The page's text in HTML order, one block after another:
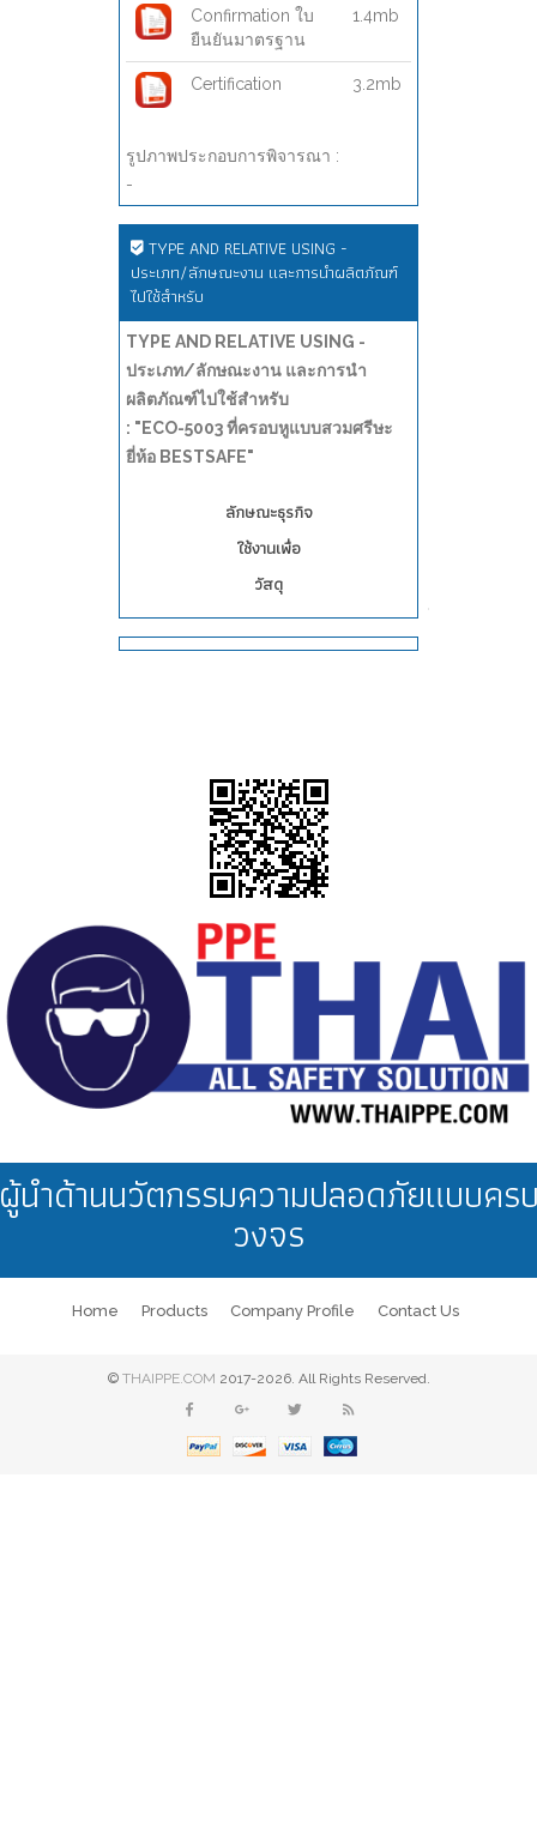
Confirmation ใบ
ยืนยันมาตรฐาน
1.4mb
Certification 3.2mb
รูปภาพประกอบการพิจารณา :
-
TYPE AND RELATIVE USING -
ประเภท/ลักษณะงาน และการนำผลิตภัณฑ์
ไปใช้สำหรับ
TYPE AND RELATIVE USING -
ประเภท/ลักษณะงาน และการนำ
ผลิตภัณฑ์ไปใช้สำหรับ
: "ECO-5003 ที่ครอบหูแบบสวมศรีษะ
ยี่ห้อ BESTSAFE"
ลักษณะธุรกิจ
ใช้งานเพื่อ
วัสดุ
นำด้านนวัตกรรมความปลอดภัยแบบคร
วงจร
Home Products Company Profile Contact Us
© THAIPPE.COM 2017-2026. All Rights Reserved.